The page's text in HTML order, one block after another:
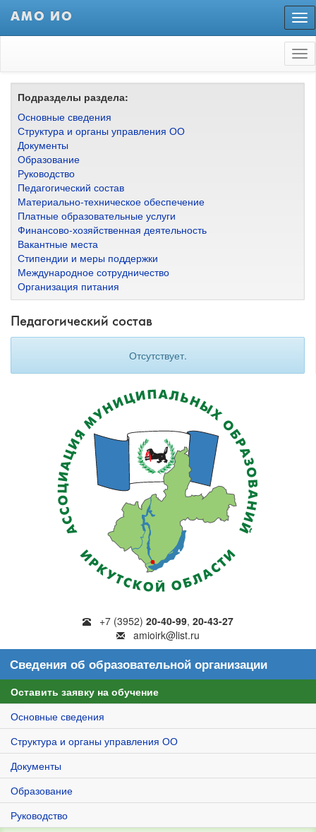
АМО ИО
Подразделы раздела:
Основные сведения
Структура и органы управления ОО
Документы
Образование
Руководство
Педагогический состав
Материально-техническое обеспечение
Платные образовательные услуги
Финансово-хозяйственная деятельность
Вакантные места
Стипендии и меры поддержки
Международное сотрудничество
Организация питания
Педагогический состав
Отсутствует.
+7 (3952) 20-40-99, 20-43-27
amioirk@list.ru
Сведения об образовательной организации
Оставить заявку на обучение
Основные сведения
Структура и органы управления ОО
Документы
Образование
Руководство